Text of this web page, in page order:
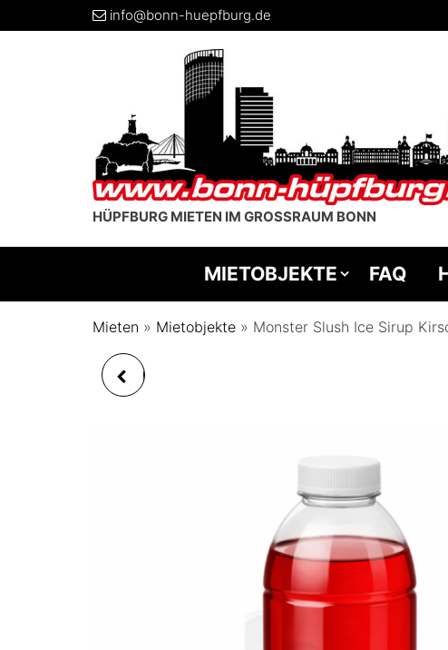
info@bonn-huepfburg.de
HÜPFBURG MIETEN IM GROSSRAUM BONN
MIETOBJEKTE FAQ
Mieten » Mietobjekte » Monster Slush Ice Sirup
MONSTER SLUSH ICE